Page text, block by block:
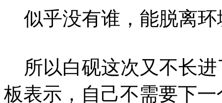
似乎没有谁，能脱离环
所以白砚这次又不长进
板表示，自己不需要下